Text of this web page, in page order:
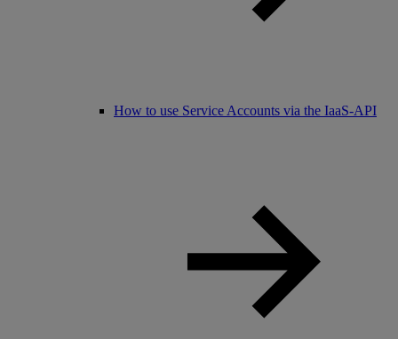
How to use Service Accounts via the IaaS-API